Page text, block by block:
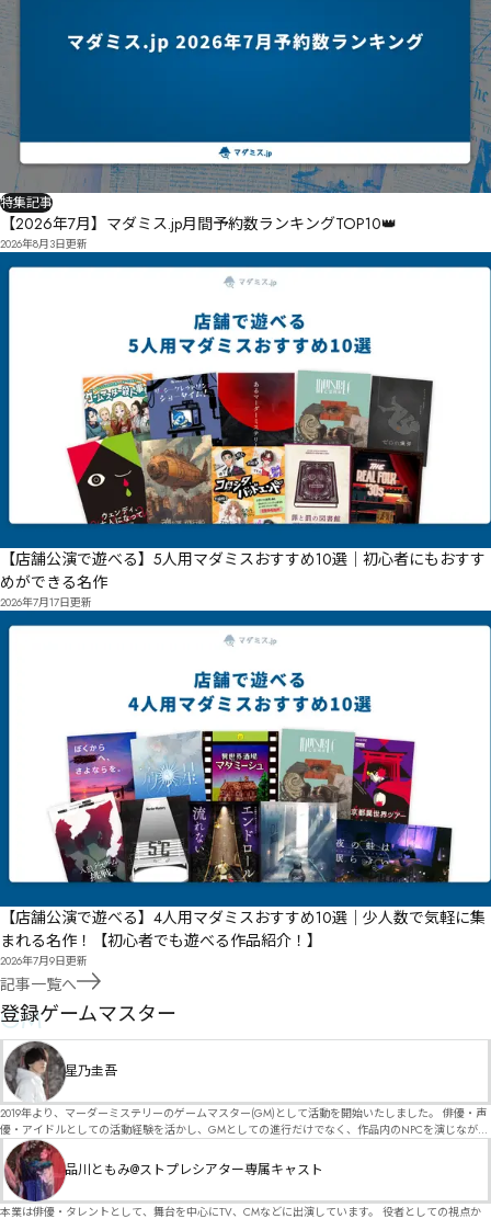
特集記事
【2026年7月】マダミス.jp月間予約数ランキングTOP10👑
2026年8月3日更新
【店舗公演で遊べる】5人用マダミスおすすめ10選｜初心者にもおすす
めができる名作
2026年7月17日更新
【店舗公演で遊べる】4人用マダミスおすすめ10選｜少人数で気軽に集
まれる名作！【初心者でも遊べる作品紹介！】
2026年7月9日更新
記事一覧へ
GM
登録ゲームマスター
星乃圭吾
2019年より、マーダーミステリーのゲームマスター(GM)として活動を開始いたしました。 俳優・声
優・アイドルとしての活動経験を活かし、GMとしての進行だけでなく、作品内のNPCを演じなが
ら、お客様に物語の世界へ入り込んでいただくような演出・サービスを得意としています。 自分自
身でも作品制作を行っているので、作家さんが作品に込めた想いや意図を大切にしながら、その作
品の魅力をお客様に届けられるような公演を心がけています。 参加してくださる皆様がどんなエン
ディングを迎えるのか、どんな物語が生まれるのかを想像しながら、公演を進めていく時間が本当
に大好きです！ 対応可能作品は、オフライン（対面）作品のみとなります。 得意分野をひとつ挙げ
品川ともみ@ストプレシアター専属キャスト
本業は俳優・タレントとして、舞台を中心にTV、CMなどに出演しています。 役者としての視点か